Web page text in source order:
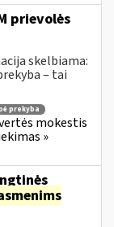
prievolės
skelbiama:
– tai
prekyba
mokestis
»